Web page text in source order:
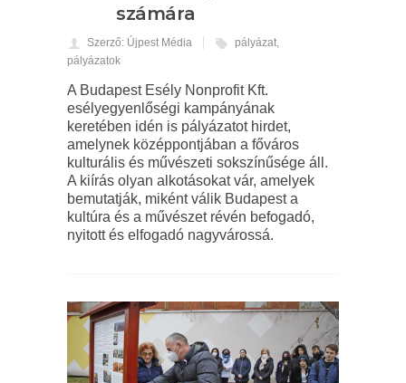
számára
Szerző: Újpest Média pályázat,
pályázatok
A Budapest Esély Nonprofit Kft.
esélyegyenlőségi kampányának
keretében idén is pályázatot hirdet,
amelynek középpontjában a főváros
kulturális és művészeti sokszínűsége áll.
A kiírás olyan alkotásokat vár, amelyek
bemutatják, miként válik Budapest a
kultúra és a művészet révén befogadó,
nyitott és elfogadó nagyvárossá.